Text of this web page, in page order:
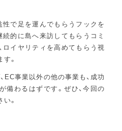
性で足を運んでもらうフックを
的に島へ来訪してもらうコミ
ロイヤリティを高めてもらう視
。
EC事業以外の他の事業も、成功
備わるはずです。ぜひ、今回の
。